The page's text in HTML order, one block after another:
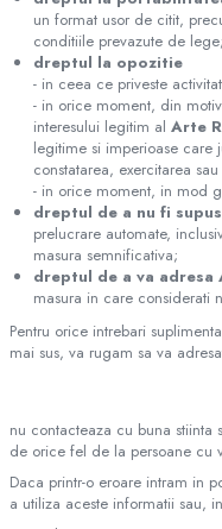
un format usor de citit,
conditiile prevazute de lege;
dreptul la opozitie
- in ceea ce priveste
- in orice moment, din
interesului legitim al Arte
legitime si imperioase care
constatarea, exercitarea
- in orice moment, in mod
dreptul de a nu fi
prelucrare automate,
masura semnificativa;
dreptul de a va
masura in care considerati
Pentru orice intrebari
mai sus, va rugam sa va
nu contacteaza cu buna
de orice fel de la persoane cu
Daca printr-o eroare intram in
a utiliza aceste informatii sau,